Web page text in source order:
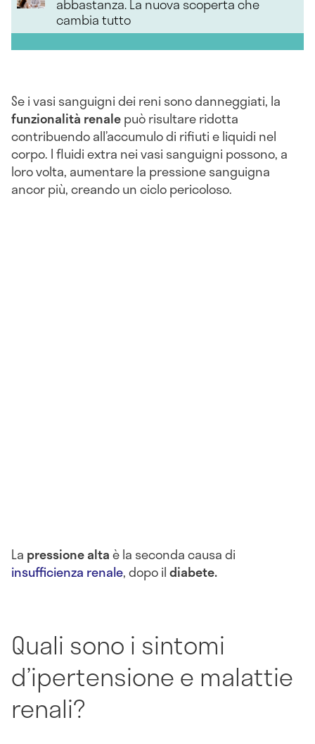
abbastanza. La nuova scoperta che
cambia tutto
Se i vasi sanguigni dei reni sono danneggiati, la
funzionalità renalepuò risultare ridotta
contribuendo all’accumulo di rifiuti e liquidi nel
corpo. I fluidi extra nei vasi sanguigni possono, a
loro volta, aumentare la pressione sanguigna
ancor più, creando un ciclo pericoloso.
La pressione altaè la seconda causa di
insufficienza renale, dopo ildiabete.
Quali sono i sintomi
d’ipertensione e malattie
renali?